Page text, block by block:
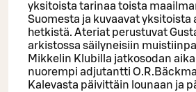
yksitoista tarinaa toista
Suomesta ja kuvaavat yksitoista
hetkistä. Ateriat perustuvat
arkistossa säilyneisiin
Mikkelin Klubilla jatkosodan
nuorempi adjutantti
Kalevasta päivittäin lounaan ja